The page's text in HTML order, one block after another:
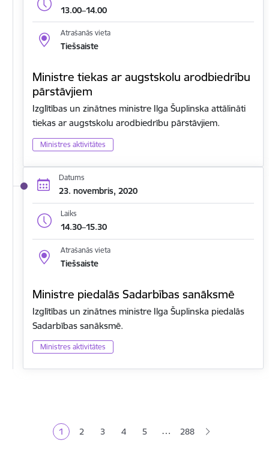
13.00–14.00
Atrašanās vieta
Tiešsaiste
Ministre tiekas ar augstskolu arodbiedrību
pārstāvjiem
Izglītības un zinātnes ministre Ilga Šuplinska attālināti
tiekas ar augstskolu arodbiedrību pārstāvjiem.
Ministres aktivitātes
Datums
23. novembris, 2020
Laiks
14.30–15.30
Atrašanās vieta
Tiešsaiste
Ministre piedalās Sadarbības sanāksmē
Izglītības un zinātnes ministre Ilga Šuplinska piedalās
Sadarbības sanāksmē.
Ministres aktivitātes
Pašreizējā lapa
1 Lapa
2 Lapa
3 Lapa
4 Lapa
5 … 288